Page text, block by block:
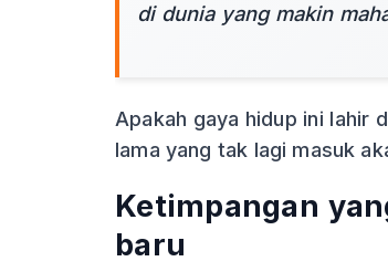
di dunia yang makin
Apakah gaya hidup ini lahir
lama yang tak lagi masuk
Ketimpangan
baru